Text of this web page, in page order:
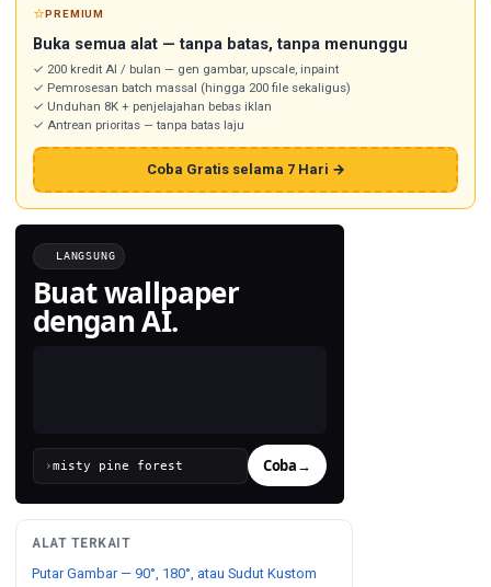
⭐PREMIUM
Buka semua alat — tanpa batas, tanpa menunggu
✓ 200 kredit AI / bulan — gen gambar, upscale, inpaint
✓ Pemrosesan batch massal (hingga 200 file sekaligus)
✓ Unduhan 8K + penjelajahan bebas iklan
✓ Antrean prioritas — tanpa batas laju
Coba Gratis selama 7 Hari →
LANGSUNG
Buat wallpaper
dengan AI.
› Coba→
ALAT TERKAIT
Putar Gambar — 90°, 180°, atau Sudut Kustom